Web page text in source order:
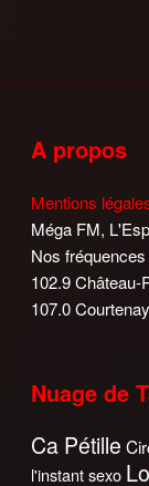
A propos
Mentions
Méga FM,
Nos
102.9 Château-
107.0 Courtenay
Nuage de
Ca Pétille
l'instant sexo